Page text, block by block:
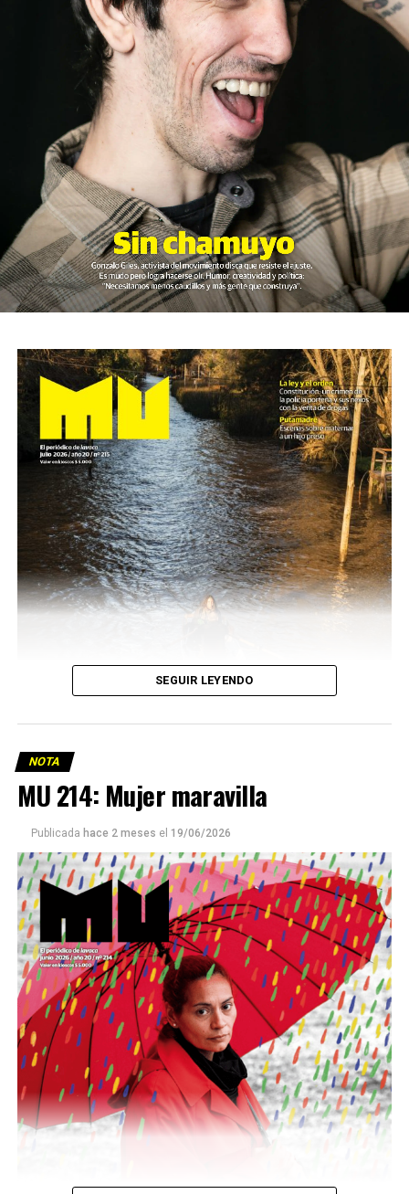
Este número 215 de MU ☝️viene con doble tapa, que
podría ser una frase:
Sin chamuyo, a remarla.
Descargar la Mu en PDF
SEGUIR LEYENDO
NOTA
MU 214: Mujer maravilla
Publicada hace 2 meses el 19/06/2026